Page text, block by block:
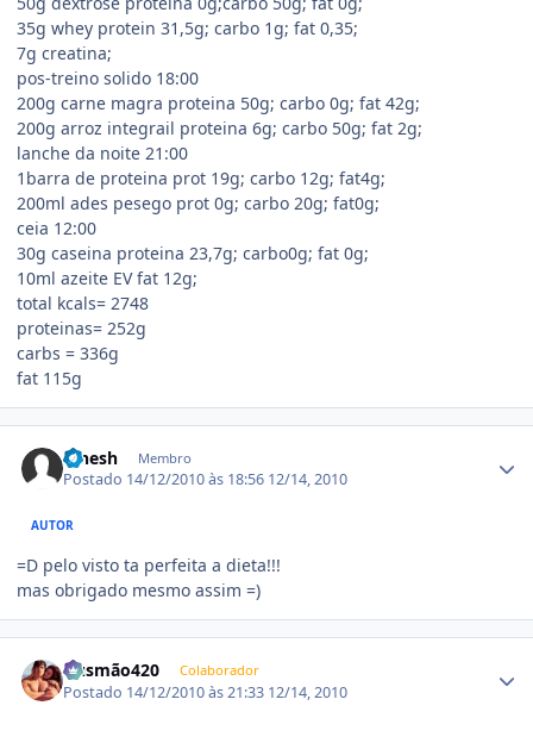
35g whey protein 31,5g; carbo 1g; fat 0,35;
7g creatina;
pos-treino solido 18:00
200g carne magra proteina 50g; carbo 0g; fat 42g;
200g arroz integrail proteina 6g; carbo 50g; fat 2g;
lanche da noite 21:00
1barra de proteina prot 19g; carbo 12g; fat4g;
200ml ades pesego prot 0g; carbo 20g; fat0g;
ceia 12:00
30g caseina proteina 23,7g; carbo0g; fat 0g;
10ml azeite EV fat 12g;
total kcals= 2748
proteinas= 252g
carbs = 336g
fat 115g
Pinesh Membro
Postado 14/12/2010 às 18:56 12/14, 2010
AUTOR
=D pelo visto ta perfeita a dieta!!!
mas obrigado mesmo assim =)
Gusmão420 Colaborador
Postado 14/12/2010 às 21:33 12/14, 2010